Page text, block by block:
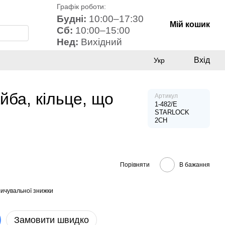
Графік роботи:
Будні: 10:00–17:30
Сб: 10:00–15:00
Нед: Вихідний
Мій кошик
Укр Вхід
кільце, що
Артикул
1-482/E
STARLOCK
2CH
Порівняти В бажання
знижки
Замовити швидко